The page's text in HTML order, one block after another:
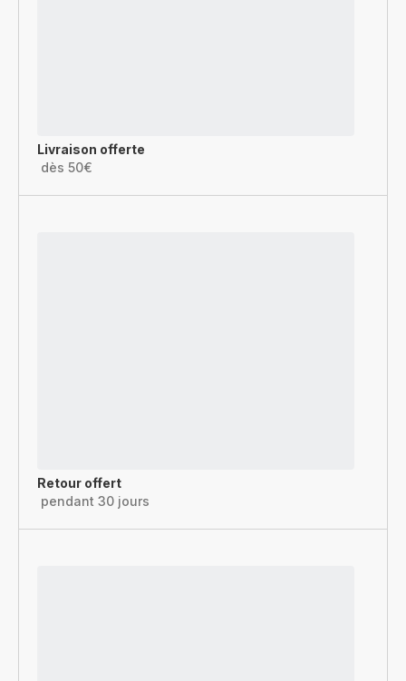
Livraison offerte
dès 50€
Retour offert
pendant 30 jours